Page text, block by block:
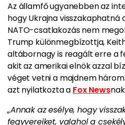
Az államfő ugyanebben az
hogy Ukrajna visszakaphatná
NATO-csatlakozás nem
Trump különmegbízottja,
altábornagy is reagált erre a
akit az amerikai elnök azzal
véget vetni a majdnem
azt nyilatkozta a Fox Newsnak:
„Annak az esélye, hogy
fegyvereiket, valahol a